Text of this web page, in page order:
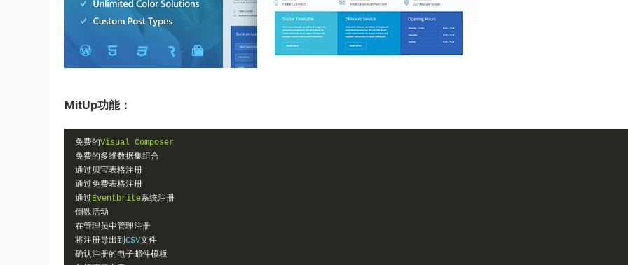
MitUp功能：
免费的Visual Composer
免费的多维数据集组合
通过贝宝表格注册
通过免费表格注册
通过Eventbrite系统注册
倒数活动
在管理员中管理注册
将注册导出到CSV文件
确认注册的电子邮件模板